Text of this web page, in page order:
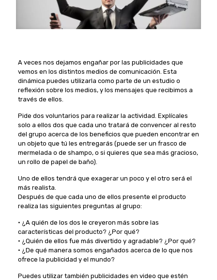
A veces nos dejamos engañar por las publicidades que
vemos en los distintos medios de comunicación. Esta
dinámica puedes utilizarla como parte de un estudio o
reflexión sobre los medios, y los mensajes que recibimos a
través de ellos.
Pide dos voluntarios para realizar la actividad. Explícales
solo a ellos dos que cada uno tratará de convencer al resto
del grupo acerca de los beneficios que pueden encontrar en
un objeto que tú les entregarás (puede ser un frasco de
mermelada o de shampo, o si quieres que sea más gracioso,
un rollo de papel de baño).
Uno de ellos tendrá que exagerar un poco y el otro será el
más realista.
Después de que cada uno de ellos presente el producto
realiza las siguientes preguntas al grupo:
· ¿A quién de los dos le creyeron más sobre las
características del producto? ¿Por qué?
· ¿Quién de ellos fue más divertido y agradable? ¿Por qué?
· ¿De qué manera somos engañados acerca de lo que nos
ofrece la publicidad y el mundo?
Puedes utilizar también publicidades en video que estén